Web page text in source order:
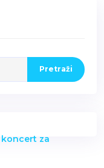
Pretraži
za